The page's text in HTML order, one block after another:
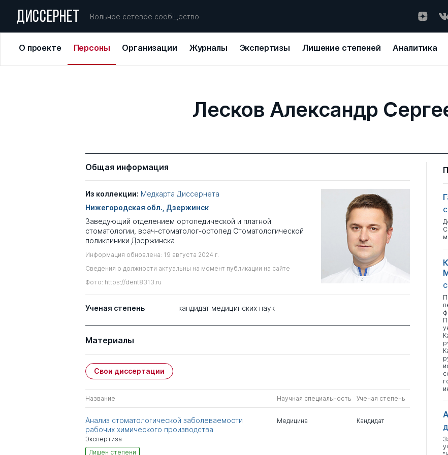
ДИССЕРНЕТ Вольное сетевое сообщество
О проекте Персоны Организации Журналы Экспертизы Лишение степеней Аналитика
Лесков Александр
Общая информация
Из коллекции: Медкарта Диссернета
Нижегородская обл., Дзержинск
Заведующий отделением ортопедической и платной
стоматологии, врач-стоматолог-ортопед Стоматологической
поликлиники Дзержинска
Информация обновлена: 19 августа 2024 г.
Сведения о должности актуальны на момент публикации на сайте
Фото: https://dent8313.ru
Ученая степень кандидат медицинских наук
Материалы
Свои диссертации
Название Научная специальность Ученая степень
Анализ стоматологической заболеваемости
рабочих химического производства
Экспертиза
Лишен степени
Медицина Кандидат